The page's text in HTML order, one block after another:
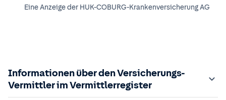
Eine Anzeige der HUK-COBURG-Krankenversicherung AG
Informationen über den Versicherungs-
Vermittler im Vermittlerregister